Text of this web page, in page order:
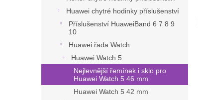
Huawei chytré hodinky příslušenství
Příslušenství HuaweiBand 6 7 8 9
10
Huawei řada Watch
Huawei Watch 5
Nejlevnější řemínek i sklo pro
Huawei Watch 5 46 mm
Huawei Watch 5 42 mm